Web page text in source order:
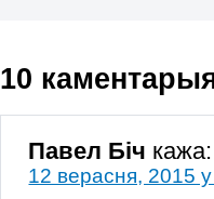
10
Павел Біч кажа:
12 верасня, 2015